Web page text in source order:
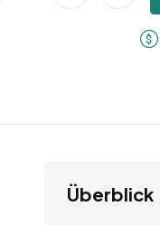
Überblick